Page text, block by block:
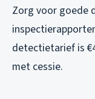
Zorg voor goede
detectietarief is
met cessie.